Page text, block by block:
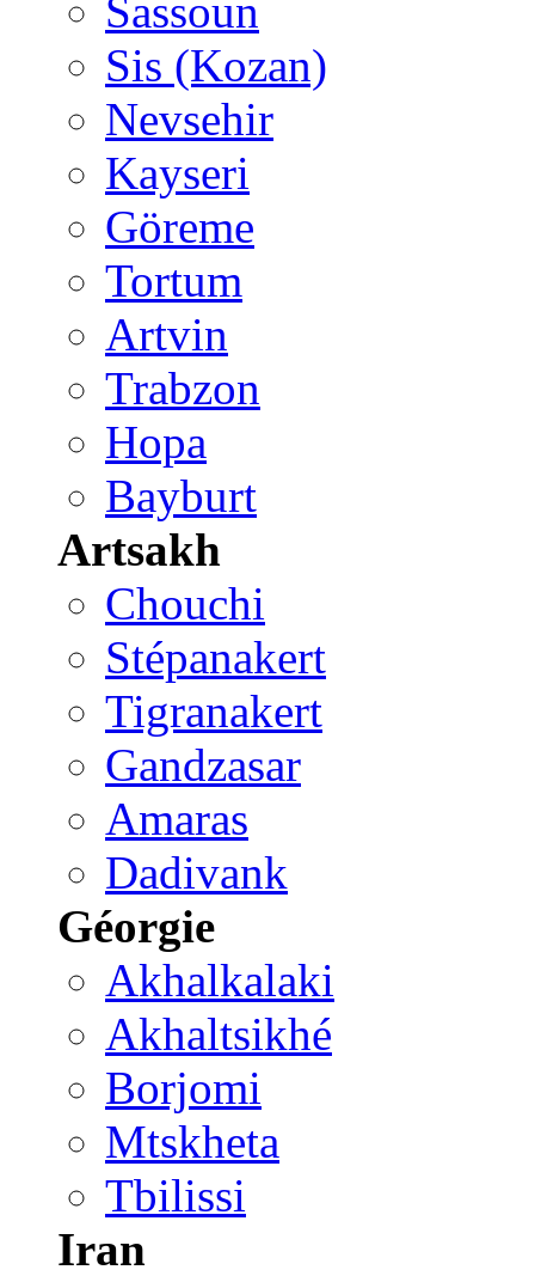
Sassoun
Sis (Kozan)
Nevsehir
Kayseri
Göreme
Tortum
Artvin
Trabzon
Hopa
Bayburt
Artsakh
Chouchi
Stépanakert
Tigranakert
Gandzasar
Amaras
Dadivank
Géorgie
Akhalkalaki
Akhaltsikhé
Borjomi
Mtskheta
Tbilissi
Iran